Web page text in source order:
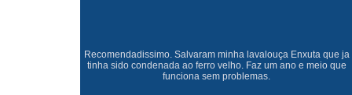
Uma empresa á 41 anos no mercado que sempre valoriza o
cliente ótimo atendimento com garantia de todos o serviços.